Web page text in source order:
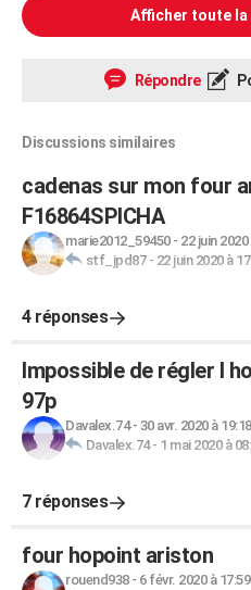
Afficher toute
Répondre
Discussions similaires
cadenas sur mon four
F16864SPICHA
marie2012_59450- 22 juin 2020
stf_jpd87- 22 juin 2020 à
4 réponses
Impossible de régler l
97p
Davalex.74- 30 avr. 2020 à 19:18
Davalex.74- 1 mai 2020 à
7 réponses
four hopoint ariston
rouend938- 6 févr. 2020 à 17:59